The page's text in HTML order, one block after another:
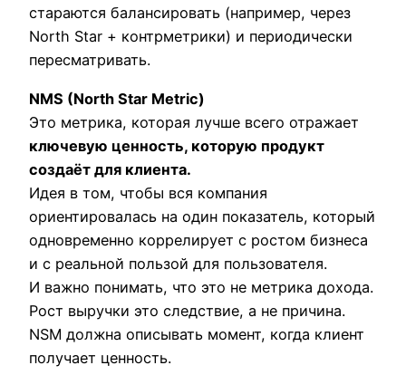
стараются балансировать (например, через
North Star + контрметрики) и периодически
пересматривать.
NMS (North Star Metric)
Это метрика, которая лучше всего отражает
ключевую ценность, которую продукт
создаёт для клиента.
Идея в том, чтобы вся компания
ориентировалась на один показатель, который
одновременно коррелирует с ростом бизнеса
и с реальной пользой для пользователя.
И важно понимать, что это не метрика дохода.
Рост выручки это следствие, а не причина.
NSM должна описывать момент, когда клиент
получает ценность.